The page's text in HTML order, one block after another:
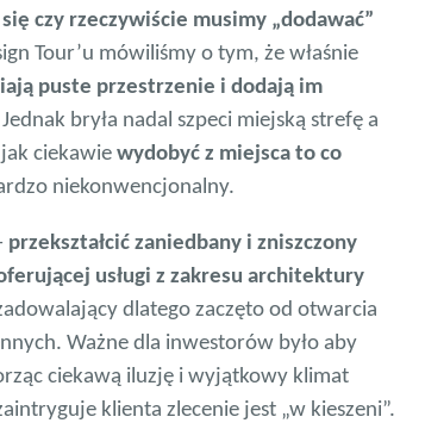
czy rzeczywiście musimy „dodawać”
Tour’u mówiliśmy o tym, że właśnie
puste przestrzenie i dodają im
Jednak bryła nadal szpeci miejską strefę a
ciekawie wydobyć z miejsca to co
niekonwencjonalny.
przekształcić zaniedbany i zniszczony
usługi z zakresu architektury
dlatego zaczęto od otwarcia
Ważne dla inwestorów było aby
ciekawą iluzję i wyjątkowy klimat
klienta zlecenie jest „w kieszeni”.